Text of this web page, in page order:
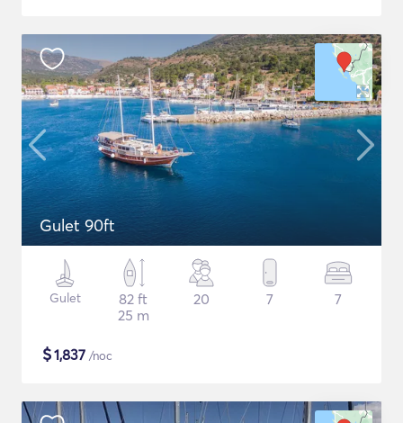
Gulet 90ft
Gulet
82 ft
25 m
20 7 7
$1,837 /noc